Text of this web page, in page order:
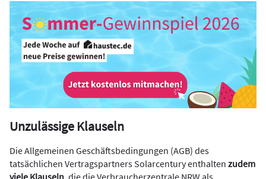
Unzulässige Klauseln
Die Allgemeinen Geschäftsbedingungen (AGB) des
tatsächlichen Vertragspartners Solarcentury enthalten zudem
viele Klauseln, die die Verbraucherzentrale NRW als